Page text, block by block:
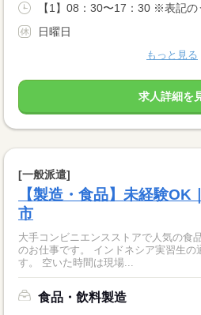
【1】08：30〜17：30 ※表記の
日曜日
もっと見る
求人詳細を
[一般派遣]
【製造・食品】未経験
市
大手コンビニエンスストアで人気の食
のお仕事です。 インドネシア実習生の
す。 空いた時間は現場...
食品・飲料製造